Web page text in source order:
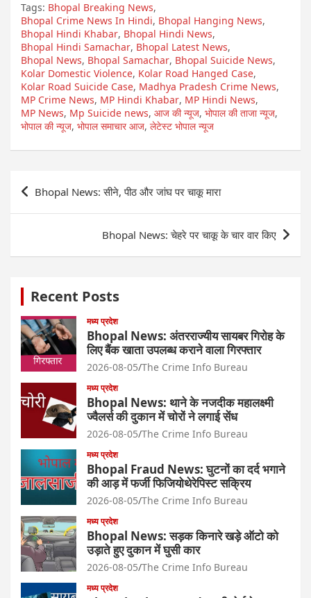
Tags: Bhopal Breaking News,
Bhopal Crime News In Hindi, Bhopal Hanging News,
Bhopal Hindi Khabar, Bhopal Hindi News,
Bhopal Hindi Samachar, Bhopal Latest News,
Bhopal News, Bhopal Samachar, Bhopal Suicide News,
Kolar Domestic Violence, Kolar Road Hanged Case,
Kolar Road Suicide Case, Madhya Pradesh Crime News,
MP Crime News, MP Hindi Khabar, MP Hindi News,
MP News, Mp Suicide news, आज की न्यूज, भोपाल की ताजा न्यूज,
भोपाल की न्यूज, भोपाल समाचार आज, लेटेस्ट भोपाल न्यूज
Post
navigation
Bhopal News: सीने, पीठ और जांघ पर चाकू मारा
Bhopal News: चेहरे पर चाकू के चार वार किए
Recent Posts
मध्य प्रदेश
Bhopal News: अंतरराज्यीय सायबर गिरोह के
लिए बैंक खाता उपलब्ध कराने वाला गिरफ्तार
2026-08-05 The Crime Info Bureau
मध्य प्रदेश
Bhopal News: थाने के नजदीक महालक्ष्मी
ज्वैलर्स की दुकान में चोरों ने लगाई सेंध
2026-08-05 The Crime Info Bureau
मध्य प्रदेश
Bhopal Fraud News: घुटनों का दर्द भगाने
की आड़ में फर्जी फिजियोथेरेपिस्ट सक्रिय
2026-08-05 The Crime Info Bureau
मध्य प्रदेश
Bhopal News: सड़क किनारे खड़े ऑटो को
उड़ाते हुए दुकान में घुसी कार
2026-08-05 The Crime Info Bureau
मध्य प्रदेश